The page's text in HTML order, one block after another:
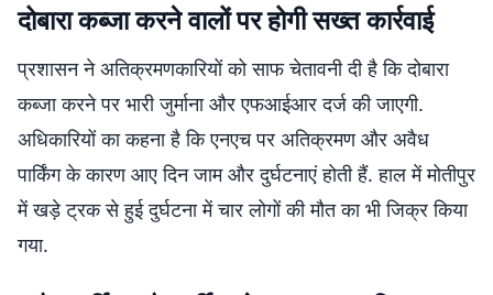
दोबारा कब्जा करने वालों पर होगी सख्त कार्रवाई
प्रशासन ने अतिक्रमणकारियों को साफ चेतावनी दी है कि दोबारा
कब्जा करने पर भारी जुर्माना और एफआईआर दर्ज की जाएगी.
अधिकारियों का कहना है कि एनएच पर अतिक्रमण और अवैध
पार्किंग के कारण आए दिन जाम और दुर्घटनाएं होती हैं. हाल में मोतीपुर
में खड़े ट्रक से हुई दुर्घटना में चार लोगों की मौत का भी जिक्र किया
गया.